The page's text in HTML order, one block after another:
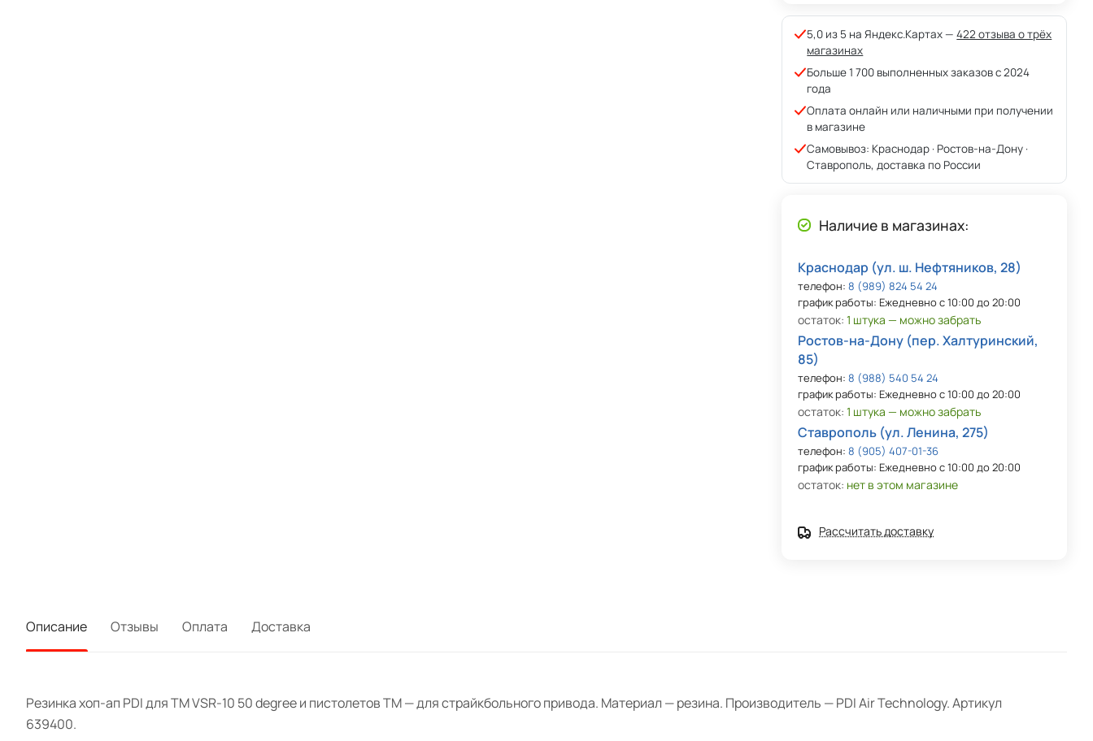
5,0 из 5 на Яндекс.Картах —422 отзыва о трёх
магазинах
Больше 1 700 выполненных заказов с 2024
года
Оплата онлайн или наличными при получении
в магазине
Самовывоз: Краснодар · Ростов-на-Дону ·
Ставрополь, доставка по России
Наличие в магазинах:
Краснодар (ул. ш. Нефтяников, 28)
телефон:8 (989) 824 54 24
график работы: Ежедневно с 10:00 до 20:00
остаток:1 штука — можно забрать
Ростов-на-Дону (пер. Халтуринский,
85)
телефон:8 (988) 540 54 24
график работы: Ежедневно с 10:00 до 20:00
остаток:1 штука — можно забрать
Ставрополь (ул. Ленина, 275)
телефон:8 (905) 407-01-36
график работы: Ежедневно с 10:00 до 20:00
остаток: нет в этом магазине
Рассчитать доставку
Описание Отзывы Оплата Доставка
Резинка хоп-ап PDI для TM VSR-10 50 degree и пистолетов TM — для страйкбольного привода. Материал — резина. Производитель — PDI Air Technology. Артикул
639400.